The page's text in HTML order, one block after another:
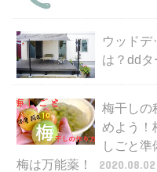
ウッドデ
は？ddタ
梅干しの
めよう！
しごと
梅は万能薬！
2020.08.02